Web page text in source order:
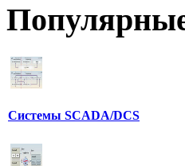
Системы SCADA/DCS